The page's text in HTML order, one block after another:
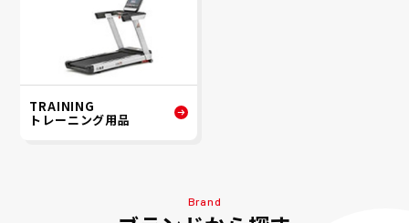
TRAINING
トレーニング用品
Brand